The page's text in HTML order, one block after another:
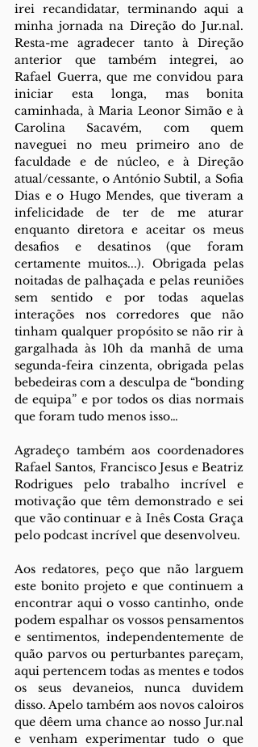
irei recandidatar, terminando aqui a
minha jornada na Direção do Jur.nal.
Resta-me agradecer tanto à Direção
anterior que também integrei, ao
Rafael Guerra, que me convidou para
iniciar esta longa, mas bonita
caminhada, à Maria Leonor Simão e à
Carolina Sacavém, com quem
naveguei no meu primeiro ano de
faculdade e de núcleo, e à Direção
atual/cessante, o António Subtil, a Sofia
Dias e o Hugo Mendes, que tiveram a
infelicidade de ter de me aturar
enquanto diretora e aceitar os meus
desafios e desatinos (que foram
certamente muitos...). Obrigada pelas
noitadas de palhaçada e pelas reuniões
sem sentido e por todas aquelas
interações nos corredores que não
tinham qualquer propósito se não rir à
gargalhada às 10h da manhã de uma
segunda-feira cinzenta, obrigada pelas
bebedeiras com a desculpa de “bonding
de equipa” e por todos os dias normais
que foram tudo menos isso…
Agradeço também aos coordenadores
Rafael Santos, Francisco Jesus e Beatriz
Rodrigues pelo trabalho incrível e
motivação que têm demonstrado e sei
que vão continuar e à Inês Costa Graça
pelo podcast incrível que desenvolveu.
Aos redatores, peço que não larguem
este bonito projeto e que continuem a
encontrar aqui o vosso cantinho, onde
podem espalhar os vossos pensamentos
e sentimentos, independentemente de
quão parvos ou perturbantes pareçam,
aqui pertencem todas as mentes e todos
os seus devaneios, nunca duvidem
disso. Apelo também aos novos caloiros
que dêem uma chance ao nosso Jur.nal
e venham experimentar tudo o que